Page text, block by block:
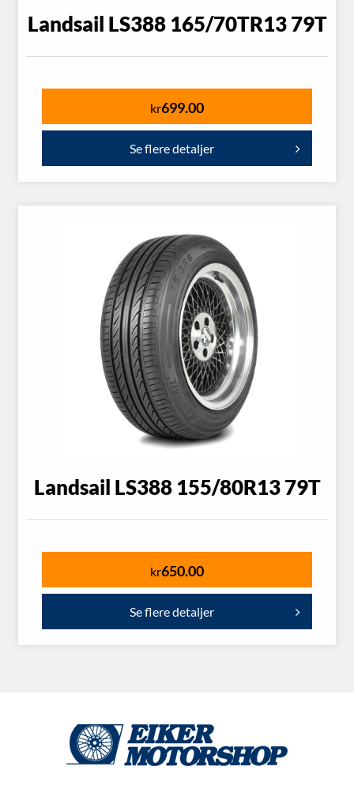
Landsail LS388 165/70TR13 79T
kr699.00
Se flere detaljer
Landsail LS388 155/80R13 79T
kr650.00
Se flere detaljer